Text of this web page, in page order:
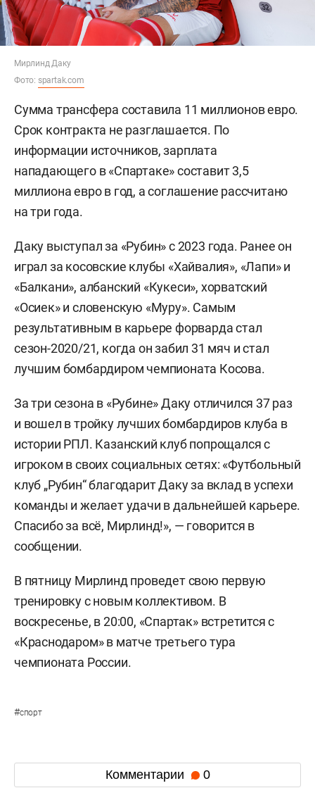
Мирлинд Даку
Фото: spartak.com
Сумма трансфера составила 11 миллионов евро.
Срок контракта не разглашается. По
информации источников, зарплата
нападающего в «Спартаке» составит 3,5
миллиона евро в год, а соглашение рассчитано
на три года.
Даку выступал за «Рубин» с 2023 года. Ранее он
играл за косовские клубы «Хайвалия», «Лапи» и
«Балкани», албанский «Кукеси», хорватский
«Осиек» и словенскую «Муру». Самым
результативным в карьере форварда стал
сезон-2020/21, когда он забил 31 мяч и стал
лучшим бомбардиром чемпионата Косова.
За три сезона в «Рубине» Даку отличился 37 раз
и вошел в тройку лучших бомбардиров клуба в
истории РПЛ. Казанский клуб попрощался с
игроком в своих социальных сетях: «Футбольный
клуб „Рубин“ благодарит Даку за вклад в успехи
команды и желает удачи в дальнейшей карьере.
Спасибо за всё, Мирлинд!», — говорится в
сообщении.
В пятницу Мирлинд проведет свою первую
тренировку с новым коллективом. В
воскресенье, в 20:00, «Спартак» встретится с
«Краснодаром» в матче третьего тура
чемпионата России.
#спорт
Комментарии 0